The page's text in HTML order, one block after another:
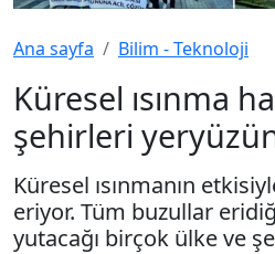
Ana sayfa Bilim - Teknoloji
Küresel ısınma
şehirleri
Küresel ısınmanın
eriyor. Tüm buzullar
yutacağı birçok ülke ve